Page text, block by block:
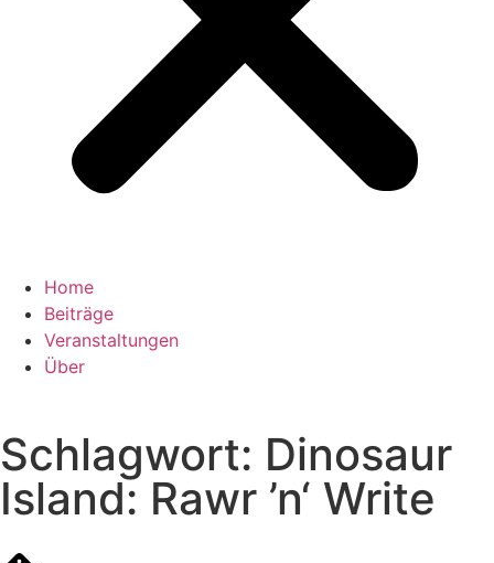
Home
Beiträge
Veranstaltungen
Über
Schlagwort: Dinosaur
Island: Rawr ’n‘ Write